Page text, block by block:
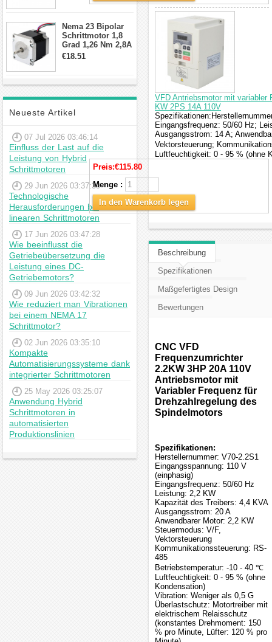
Nema 23 Bipolar
Schrittmotor 1,8
Grad 1,26 Nm 2,8A
2,5V 4 Drähte
€18.51
Neueste Artikel
07 Jul 2026 03:46:14
Einfluss der Last auf die
Leistung von Hybrid
Schrittmotoren
29 Jun 2026 03:37:39
Technologische
Herausforderungen bei
linearen Schrittmotoren
17 Jun 2026 03:47:28
Wie beeinflusst die
Getriebeübersetzung die
Leistung eines DC-
Getriebemotors?
09 Jun 2026 03:42:32
Wie reduziert man Vibrationen
bei einem NEMA 17
Schrittmotor?
02 Jun 2026 03:35:10
Kompakte
Automatisierungssysteme dank
integrierter Schrittmotoren
25 May 2026 03:25:07
Anwendung Hybrid
Schrittmotoren in
automatisierten
Produktionslinien
VFD Antriebsmotor mit variabler
KW 2PS 14A 110V
Eingangsfrequenz: 50/60 Hz;
Ausgangsstrom: 14 A;
Vektorsteuerung;
Luftfeuchtigkeit: 0 - 95 % (ohne
Preis:€115.80
Menge :
In den Warenkorb legen
Beschreibung
Spezifikationen
Maßgefertigtes Design
Bewertungen
CNC VFD
Frequenzumrichter
2.2KW 3HP 20A 110V
Antriebsmotor mit
Variabler Frequenz für
Drehzahlregelung des
Spindelmotors
Spezifikationen:
Herstellernummer: V70-2.2S1
Eingangsspannung: 110 V
(einphasig)
Eingangsfrequenz: 50/60 Hz
Leistung: 2,2 KW
Kapazität des Treibers: 4,4 KVA
Ausgangsstrom: 20 A
Anwendbarer Motor: 2,2 KW
Steuermodus: V/F,
Vektorsteuerung
Kommunikationssteuerung: RS-
485
Betriebstemperatur: -10 - 40 ℃
Luftfeuchtigkeit: 0 - 95 % (ohne
Kondensation)
Vibration: Weniger als 0,5 G
Überlastschutz: Motortreiber mit
elektrischem Relaisschutz
(konstantes Drehmoment: 150
% pro Minute, Lüfter: 120 % pro